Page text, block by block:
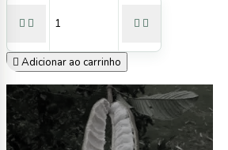
   
 Adicionar ao carrinho